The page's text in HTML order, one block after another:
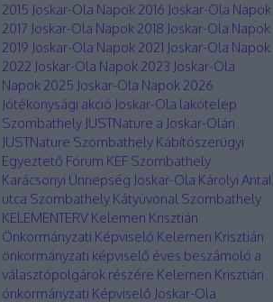
2015 Joskar-Ola Napok 2016 Joskar-Ola Napok
2017 Joskar-Ola Napok 2018 Joskar-Ola Napok
2019 Joskar-Ola Napok 2021 Joskar-Ola Napok
2022 Joskar-Ola Napok 2023 Joskar-Ola
Napok 2025 Joskar-Ola Napok 2026
Jótékonysági akció Joskar-Ola lakótelep
Szombathely JUSTNature a Joskar-Olán
JUSTNature Szombathely Kábítószerügyi
Egyeztető Fórum KEF Szombathely
Karácsonyi Ünnepség Joskar-Ola Károlyi Antal
utca Szombathely Kátyúvonal Szombathely
KELEMENTERV Kelemen Krisztián
Önkormányzati Képviselő Kelemen Krisztián
önkormányzati képviselő éves beszámoló a
választópolgárok részére Kelemen Krisztián
ónkormányzati Képviselő Joskar-Ola